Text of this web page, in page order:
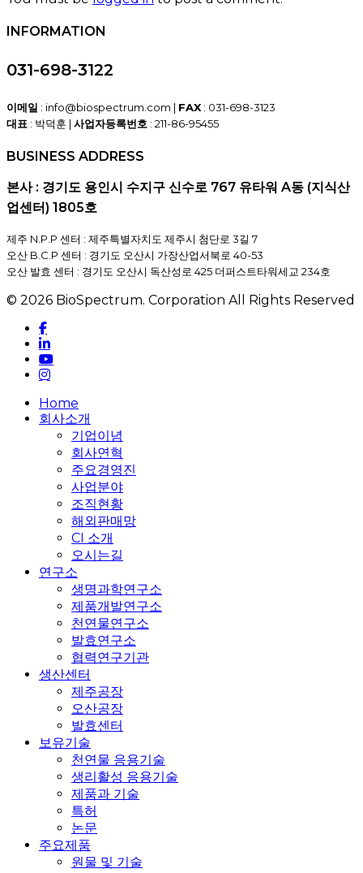
INFORMATION
031-698-3122
이메일 : info@biospectrum.com | FAX : 031-698-3123
대표 : 박덕훈 | 사업자등록번호 : 211-86-95455
BUSINESS ADDRESS
본사 : 경기도 용인시 수지구 신수로 767 유타워 A동 (지식산
업센터) 1805호
제주 N.P.P 센터 : 제주특별자치도 제주시 첨단로 3길 7
오산 B.C.P 센터 : 경기도 오산시 가장산업서북로 40-53
오산 발효 센터 : 경기도 오산시 독산성로 425 더퍼스트타워세교 234호
© 2026 BioSpectrum. Corporation All Rights Reserved
facebook
linkedin
youtube
instagram
Close
Menu
Home
회사소개
기업이념
회사연혁
주요경영진
사업분야
조직현황
해외판매망
CI 소개
오시는길
연구소
생명과학연구소
제품개발연구소
천연물연구소
발효연구소
협력연구기관
생산센터
제주공장
오산공장
발효센터
보유기술
천연물 응용기술
생리활성 응용기술
제품과 기술
특허
논문
주요제품
원물 및 기술